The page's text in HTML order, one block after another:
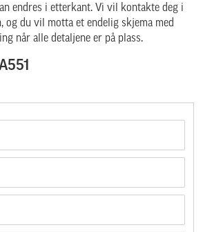
endres i etterkant. Vi vil kontakte deg i
og du vil motta et endelig skjema med
når alle detaljene er på plass.